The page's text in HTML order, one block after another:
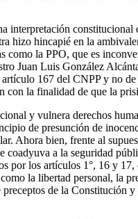
interpretación
hizo hincapié en la
la PPO, que es
Juan Luis González
167 del CNPP y no
la finalidad de que la
y vulnera derechos
de presunción de
Ahora bien, frente al
a la seguridad
por los artículos 1°, 16 y
la libertad personal, la
de la Constitución